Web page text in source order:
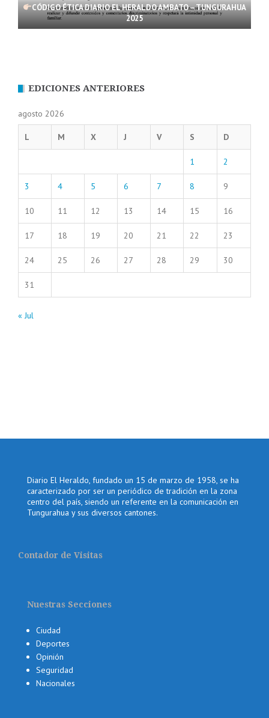
CÓDIGO ÉTICA DIARIO EL HERALDO AMBATO – TUNGURAHUA
2025
EDICIONES ANTERIORES
agosto 2026
L M X J V S D
1 2
3 4 5 6 7 8 9
10 11 12 13 14 15 16
17 18 19 20 21 22 23
24 25 26 27 28 29 30
31
« Jul
Diario El Heraldo, fundado un 15 de marzo de 1958, se ha
caracterizado por ser un periódico de tradición en la zona
centro del país, siendo un referente en la comunicación en
Tungurahua y sus diversos cantones.
Contador de Visitas
Nuestras Secciones
Ciudad
Deportes
Opinión
Seguridad
Nacionales